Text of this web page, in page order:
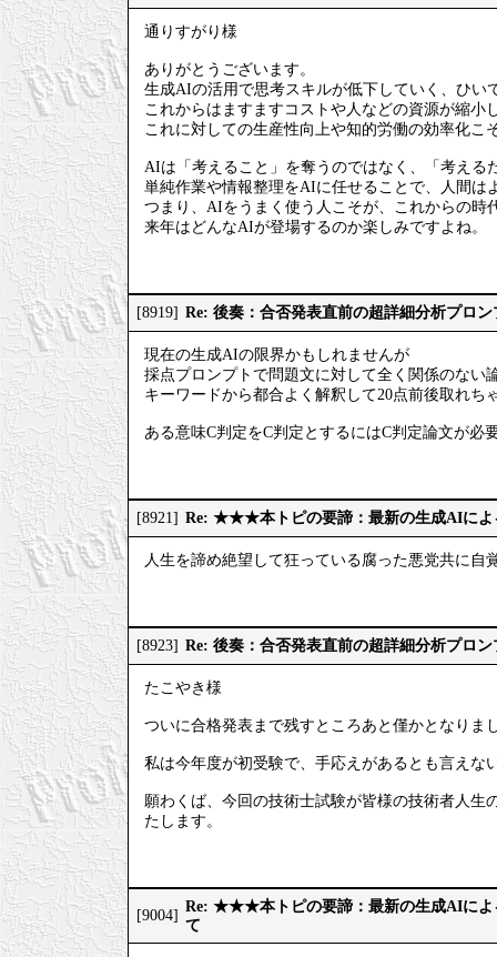
通りすがり様
ありがとうございます。
生成AIの活用で思考スキルが低下していく、ひい
これからはますますコストや人などの資源が縮小
これに対しての生産性向上や知的労働の効率化こ
AIは「考えること」を奪うのではなく、「考える
単純作業や情報整理をAIに任せることで、人間は
つまり、AIをうまく使う人こそが、これからの時
来年はどんなAIが登場するのか楽しみですよね。
[8919] Re: 後奏：合否発表直前の超詳細分析プロ
現在の生成AIの限界かもしれませんが
採点プロンプトで問題文に対して全く関係のない
キーワードから都合よく解釈して20点前後取れち
ある意味C判定をC判定とするにはC判定論文が必
[8921] Re: ★★★本トピの要諦：最新の生成AIによ
人生を諦め絶望して狂っている腐った悪党共に自
[8923] Re: 後奏：合否発表直前の超詳細分析プロ
たこやき様
ついに合格発表まで残すところあと僅かとなりま
私は今年度が初受験で、手応えがあるとも言えな
願わくば、今回の技術士試験が皆様の技術者人生
たします。
[9004]
Re: ★★★本トピの要諦：最新の生成AIによ
て